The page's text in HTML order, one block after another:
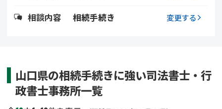
不動産評価(相続不動
調査・アンケート
相談内容 相続手続き 変更する
山口県の相続手続きに強い司法書士・行
政書士事務所一覧